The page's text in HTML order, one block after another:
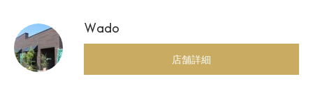
Wado
店舗詳細